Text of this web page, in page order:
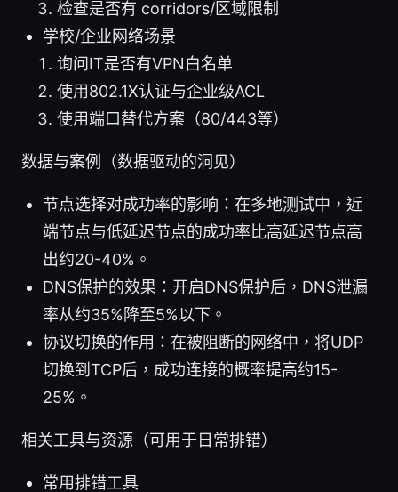
检查是否有 corridors/区域限制
学校/企业网络场景
询问IT是否有VPN白名单
使用802.1X认证与企业级ACL
使用端口替代方案（80/443等）
数据与案例（数据驱动的洞见）
节点选择对成功率的影响：在多地测试中，近
端节点与低延迟节点的成功率比高延迟节点高
出约20-40%。
DNS保护的效果：开启DNS保护后，DNS泄漏
率从约35%降至5%以下。
协议切换的作用：在被阻断的网络中，将UDP
切换到TCP后，成功连接的概率提高约15-
25%。
相关工具与资源（可用于日常排错）
常用排错工具